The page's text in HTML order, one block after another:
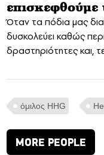
επισκεφθούμε
Όταν τα πόδια μας
δυσκολεύει καθώς
δραστηριότητες και,
όμιλος HHG
MORE PEOPLE